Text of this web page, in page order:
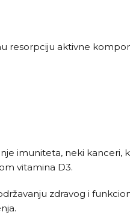
resorpciju aktivne
imuniteta, neki kanceri,
vitamina D3.
zdravog i